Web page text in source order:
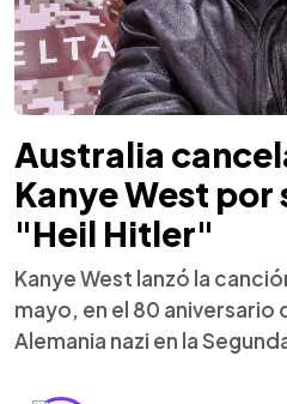
Australia
Kanye West por
"Heil Hitler"
Kanye West lanzó la
mayo, en el 80 aniversario
Alemania nazi en la